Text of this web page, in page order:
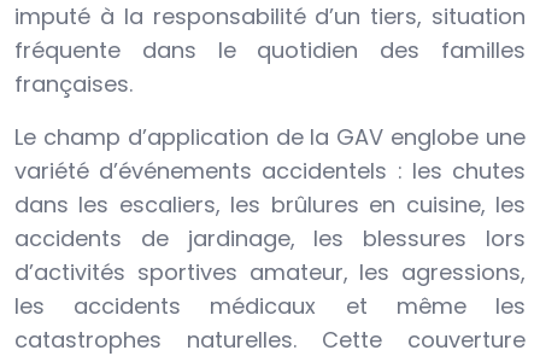
imputé à la responsabilité d’un tiers, situation
fréquente dans le quotidien des familles
françaises.
Le champ d’application de la GAV englobe une
variété d’événements accidentels : les chutes
dans les escaliers, les brûlures en cuisine, les
accidents de jardinage, les blessures lors
d’activités sportives amateur, les agressions,
les accidents médicaux et même les
catastrophes naturelles. Cette couverture